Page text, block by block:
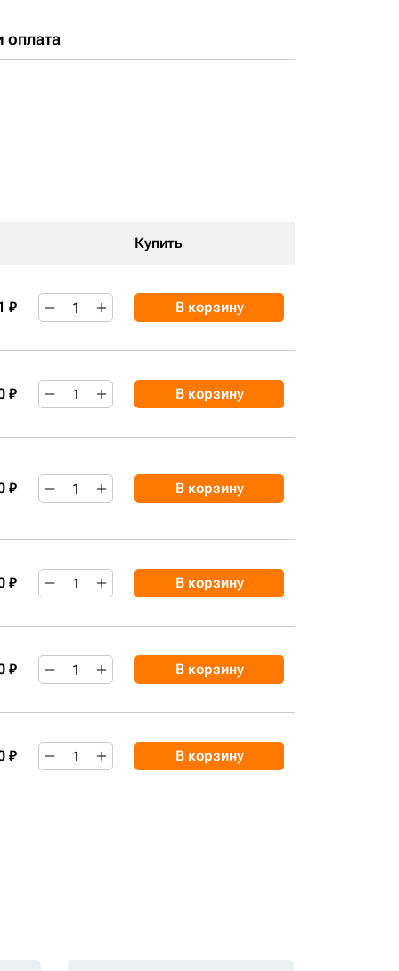
оплата
Купить
₽ В корзину
₽ В корзину
₽ В корзину
₽ В корзину
₽ В корзину
₽ В корзину